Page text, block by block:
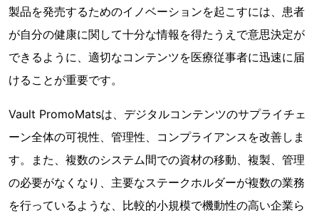
製品を発売するためのイノベーションを起こすには、患者
が自分の健康に関して十分な情報を得たうえで意思決定が
できるように、適切なコンテンツを医療従事者に迅速に届
けることが重要です。
Vault PromoMatsは、デジタルコンテンツのサプライチェ
ーン全体の可視性、管理性、コンプライアンスを改善しま
す。また、複数のシステム間での資材の移動、複製、管理
の必要がなくなり、主要なステークホルダーが複数の業務
を行っているような、比較的小規模で機動性の高い企業ら